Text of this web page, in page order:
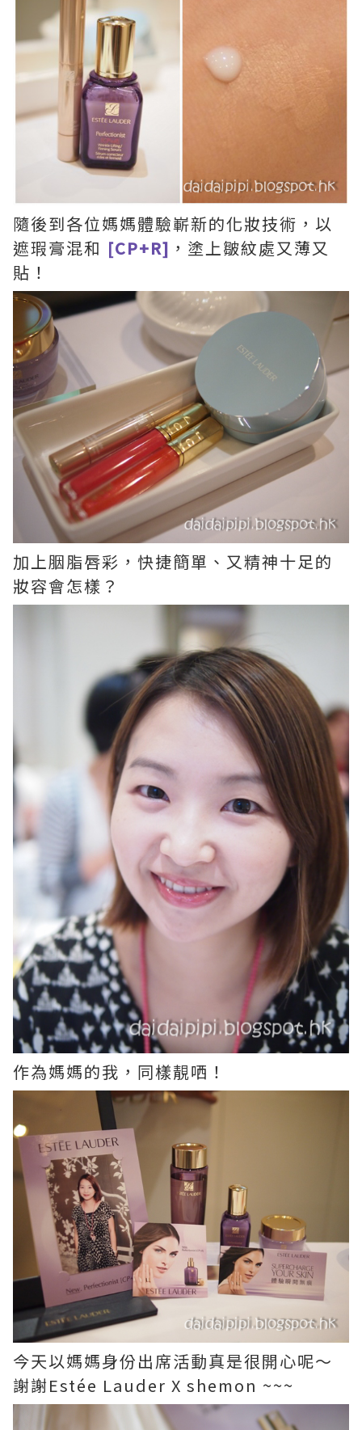
隨後到各位媽媽體驗嶄新的化妝技術，以
遮瑕膏混和 [CP+R] ，塗上皺紋處又薄又
貼！
加上胭脂唇彩，快捷簡單、又精神十足的
妝容會怎樣？
作為媽媽的我，同樣靚哂！
今天以媽媽身份出席活動真是很開心呢～
謝謝Estée Lauder X shemon ~~~